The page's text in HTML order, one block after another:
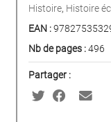
Histoire, Histoire
EAN :
Nb de pages :496
Partager :